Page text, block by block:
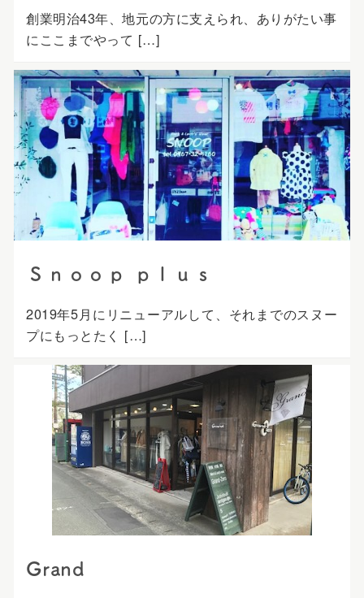
創業明治43年、地元の方に支えられ、ありがたい事
にここまでやって […]
Ｓｎｏｏｐ ｐｌｕｓ
2019年5月にリニューアルして、それまでのスヌー
プにもっとたく […]
Grand